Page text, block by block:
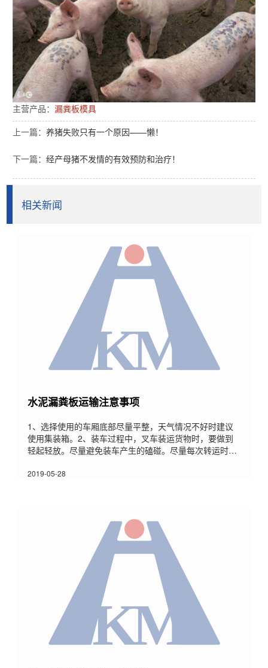
主营产品：漏粪板模具
上一篇：养猪失败只有一个原因——懒！
下一篇：经产母猪不发情的有效预防和治疗！
相关新闻
水泥漏粪板运输注意事项
1、选择使用的车厢底部尽量平整，天气情况不好时建议
使用集装箱。2、装车过程中，叉车装运货物时，要做到
轻起轻放。尽量避免装车产生的磕碰。尽量每次转运时不
一竖线，避免漏粪板承重重心在同一水平线上，防止在运
用绳索进行封装，防止运输途中地板滑落与移位。绳索与
2019-05-28